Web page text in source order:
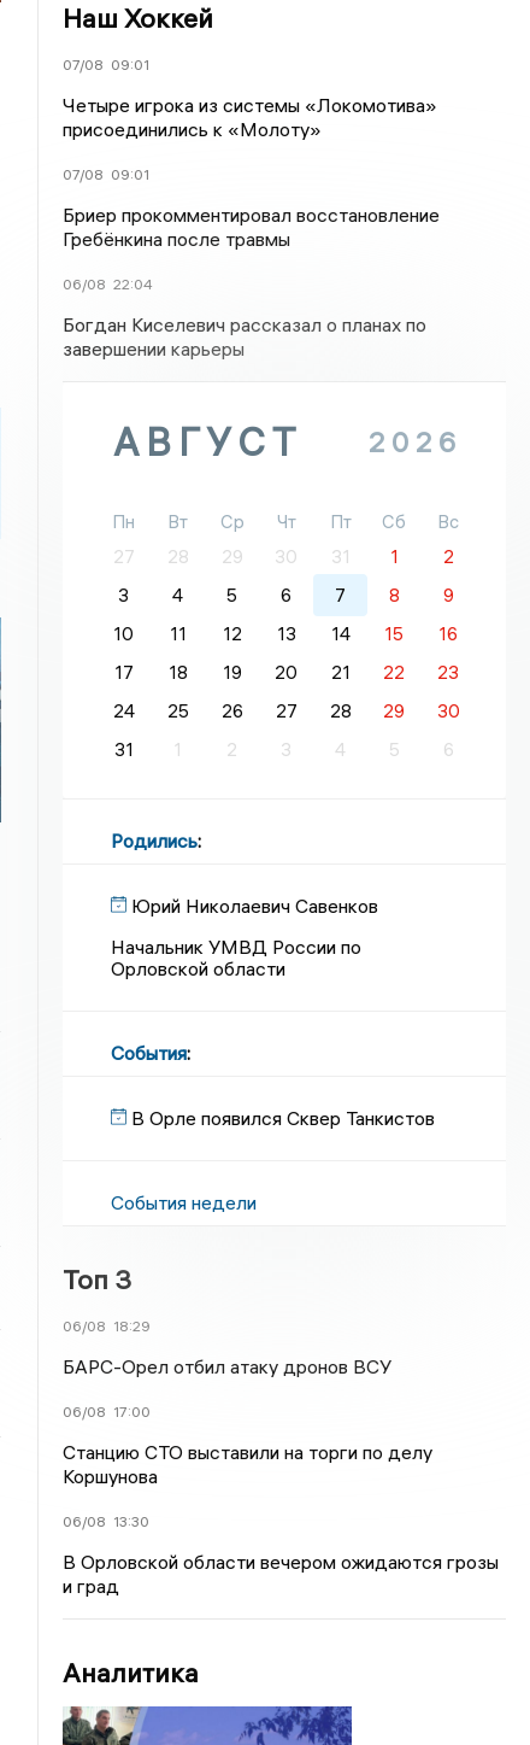
Наш Хоккей
07/08 09:01
Четыре игрока из системы «Локомотива»
присоединились к «Молоту»
07/08 09:01
Бриер прокомментировал восстановление
Гребёнкина после травмы
06/08 22:04
Богдан Киселевич рассказал о планах по
завершении карьеры
АВГУСТ 2026
Пн Вт Ср Чт Пт Сб
Вс
27
28 29 30 31 1
2
3
4 5 6 7 8
9
10
11 12 13 14 15
16
17
18 19 20 21 22
23
24
25 26 27 28 29
30
31
1 2 3 4 5 6
Родились:
Юрий Николаевич Савенков
Начальник УМВД России по
Орловской области
События:
В Орле появился Сквер Танкистов
События недели
Топ 3
06/08 18:29
БАРС-Орел отбил атаку дронов ВСУ
06/08 17:00
Станцию СТО выставили на торги по делу
Коршунова
06/08 13:30
В Орловской области вечером ожидаются грозы
и град
Аналитика